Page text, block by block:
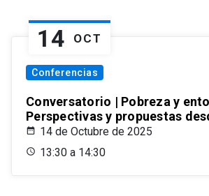
14 OCT
Conferencias
Conversatorio | Pobreza y
Perspectivas y propuestas
14 de Octubre de 2025
13:30 a 14:30